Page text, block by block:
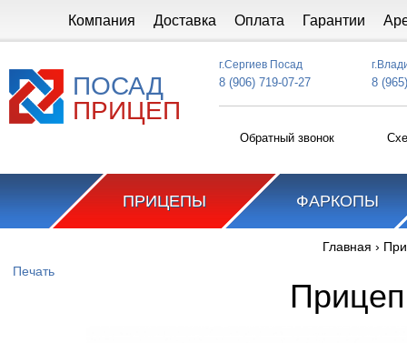
Компания Доставка Оплата Гарантии
ПОСАД
ПРИЦЕП
г.Сергиев Посад
8 (906) 719-07-27 8
Обратный звонок
ПРИЦЕПЫ ФАРКОПЫ
Главная ›
Печать